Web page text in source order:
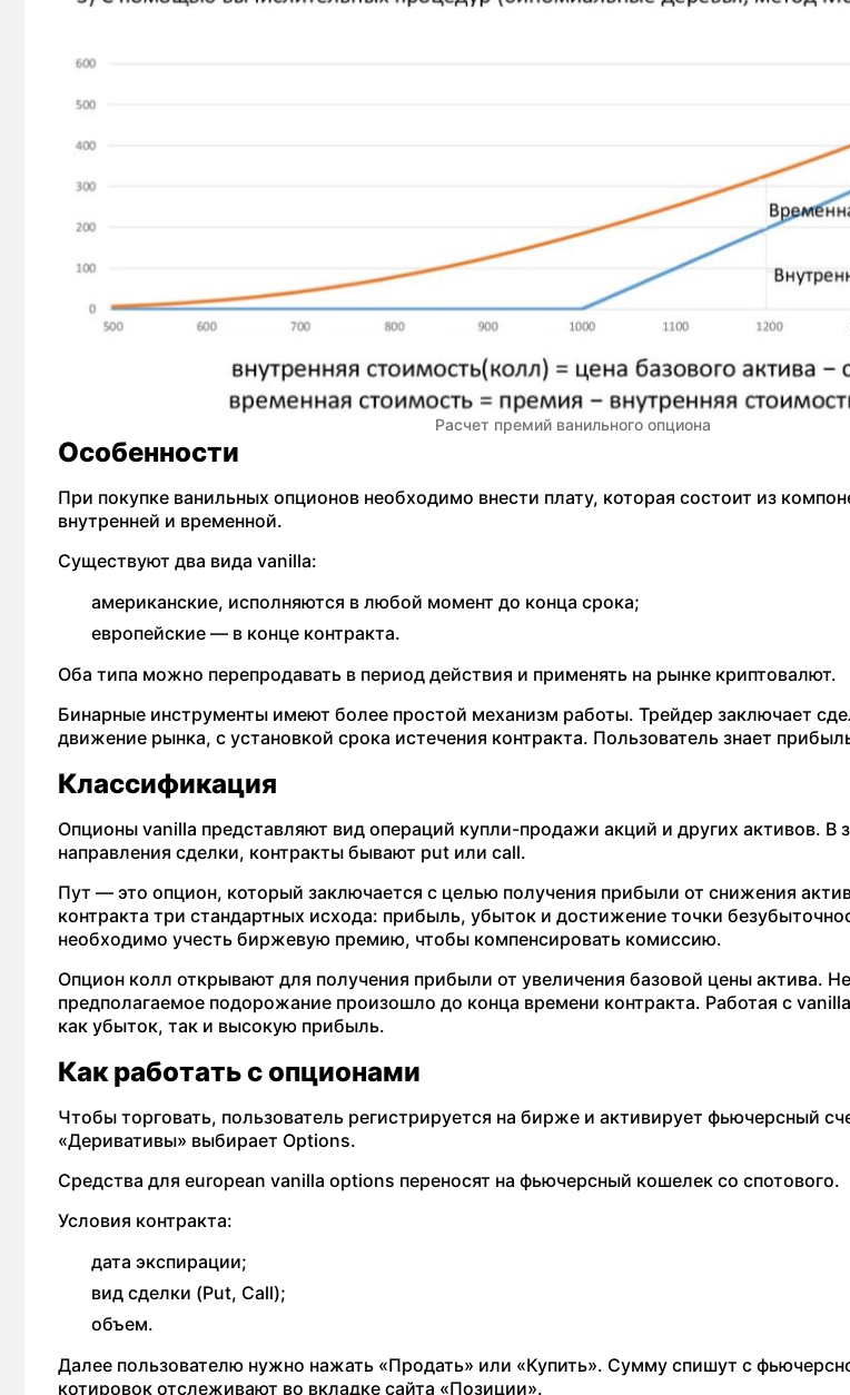
Расчет премий ванильного опциона
Особенности
При покупке ванильных опционов необходимо внести плату, которая состоит из
внутренней и временной.
Существуют два вида vanilla:
американские, исполняются в любой момент до конца срока;
европейские — в конце контракта.
Оба типа можно перепродавать в период действия и применять на рынке криптовалют.
Бинарные инструменты имеют более простой механизм работы. Трейдер заключает
движение рынка, с установкой срока истечения контракта. Пользователь знает
Классификация
Опционы vanilla представляют вид операций купли-продажи акций и других активов. В
направления сделки, контракты бывают put или call.
Пут — это опцион, который заключается с целью получения прибыли от снижения
контракта три стандартных исхода: прибыль, убыток и достижение точки
необходимо учесть биржевую премию, чтобы компенсировать комиссию.
Опцион колл открывают для получения прибыли от увеличения базовой цены актива.
предполагаемое подорожание произошло до конца времени контракта. Работая с
как убыток, так и высокую прибыль.
Как работать с опционами
Чтобы торговать, пользователь регистрируется на бирже и активирует фьючерсный
«Деривативы» выбирает Options.
Средства для european vanilla options переносят на фьючерсный кошелек со спотового.
Условия контракта:
дата экспирации;
вид сделки (Put, Call);
объем.
Далее пользователю нужно нажать «Продать» или «Купить». Сумму спишут с
котировок отслеживают во вкладке сайта «Позиции».